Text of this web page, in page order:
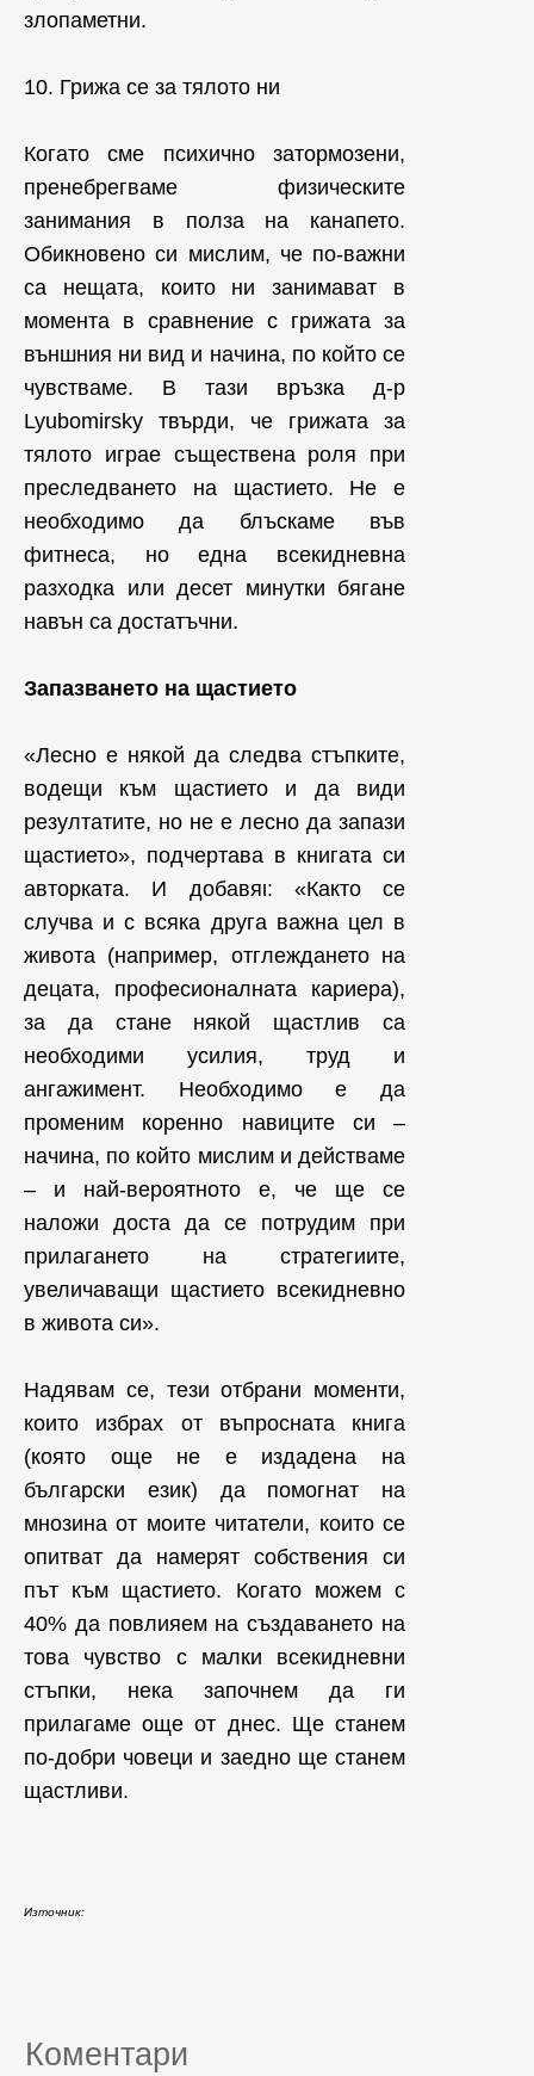
злопаметни.
10. Грижа се за тялото ни
Когато сме психично затормозени,
пренебрегваме физическите
занимания в полза на канапето.
Обикновено си мислим, че по-важни
са нещата, които ни занимават в
момента в сравнение с грижата за
външния ни вид и начина, по който се
чувстваме. В тази връзка д-р
Lyubomirsky твърди, че грижата за
тялото играе съществена роля при
преследването на щастието. Не е
необходимо да блъскаме във
фитнеса, но една всекидневна
разходка или десет минутки бягане
навън са достатъчни.
Запазването на щастието
«Лесно е някой да следва стъпките,
водещи към щастието и да види
резултатите, но не е лесно да запази
щастието», подчертава в книгата си
авторката. И добавяι: «Както се
случва и с всяка друга важна цел в
живота (например, отглеждането на
децата, професионалната кариера),
за да стане някой щастлив са
необходими усилия, труд и
ангажимент. Необходимо е да
променим коренно навиците си –
начина, по който мислим и действаме
– и най-вероятното е, че ще се
наложи доста да се потрудим при
прилагането на стратегиите,
увеличаващи щастието всекидневно
в живота си».
Надявам се, тези отбрани моменти,
които избрах от въпросната книга
(която още не е издадена на
български език) да помогнат на
мнозина от моите читатели, които се
опитват да намерят собствения си
път към щастието. Когато можем с
40% да повлияем на създаването на
това чувство с малки всекидневни
стъпки, нека започнем да ги
прилагаме още от днес. Ще станем
по-добри човеци и заедно ще станем
щастливи.
Източник:
Коментари